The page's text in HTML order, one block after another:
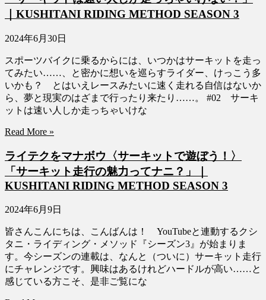
｜KUSHITANI RIDING METHOD SEASON 3
2024年6月30日
スポーツバイクに乗るからには、いつかはサーキットを走っ
てみたい……、と密かに想いを巡らすライダー、けっこう多
いかも？ とはいえレースみたいに速く走れる自信はないか
ら、夢と現実のはざまで行ったり来たり……。 #02 サーキ
ットは速い人しか走っちゃいけな
Read More »
ライテクをマナボウ〈サーキットで遊ぼう！〉
「サーキット走行の魅力ってナニ？」｜
KUSHITANI RIDING METHOD SEASON 3
2024年6月9日
皆さんこんにちは、こんばんは！ YouTubeと連動するクシ
タニ・ライディング・メソッド『シーズン3』が始まりま
す。今シーズンの連載は、なんと（ついに）サーキット走行
にチャレンジです。興味はあるけれどハードルが高い……と
感じている方こそ、是非ご覧にな